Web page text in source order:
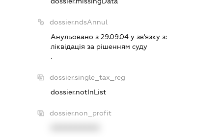
dossier.ndsAnnul
Анульовано з 29.09.04 у зв'язку з:
лiквiдацiя за рiшенням суду
.
dossier.single_tax_reg
dossier.notInList
dossier.non_profit